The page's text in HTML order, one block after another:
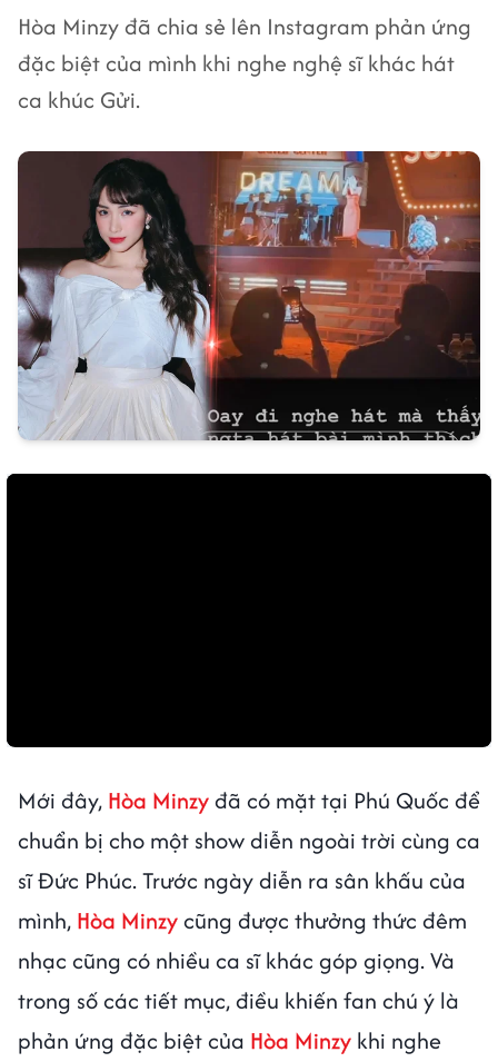
Hòa Minzy đã chia sẻ lên Instagram phản ứng
đặc biệt của mình khi nghe nghệ sĩ khác hát
ca khúc Gửi.
Mới đây, Hòa Minzyđã có mặt tại Phú Quốc để
chuẩn bị cho một show diễn ngoài trời cùng ca
sĩ Đức Phúc. Trước ngày diễn ra sân khấu của
mình, Hòa Minzycũng được thưởng thức đêm
nhạc cũng có nhiều ca sĩ khác góp giọng. Và
trong số các tiết mục, điều khiến fan chú ý là
phản ứng đặc biệt của Hòa Minzy khi nghe